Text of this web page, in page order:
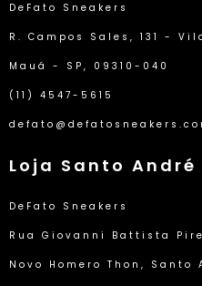
DeFato Sneakers
R. Campos Sales, 131 -
Mauá - SP, 09310-040
(11) 4547-5615
Loja Santo André
DeFato Sneakers
Rua Giovanni Battista
Novo Homero Thon, Santo